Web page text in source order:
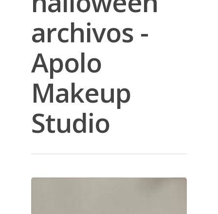
archivos -
Apolo
Makeup
Studio